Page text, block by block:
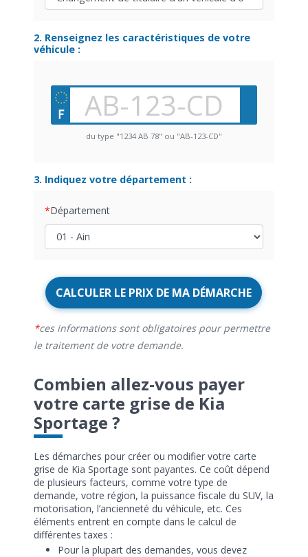
2. Renseignez les caractéristiques de votre
véhicule :
du type "1234 AB 78" ou "AB-123-CD"
3. Indiquez votre département :
Département
CALCULER LE PRIX DE MA DÉMARCHE
ces informations sont obligatoires pour permettre
le traitement de votre demande.
Combien allez-vous payer
votre carte grise de Kia
Sportage ?
Les démarches pour créer ou modifier votre carte
grise de Kia Sportage sont payantes. Ce coût dépend
de plusieurs facteurs, comme votre type de
demande, votre région, la puissance fiscale du SUV, la
motorisation, l’ancienneté du véhicule, etc. Ces
éléments entrent en compte dans le calcul de
différentes taxes :
Pour la plupart des demandes, vous devez